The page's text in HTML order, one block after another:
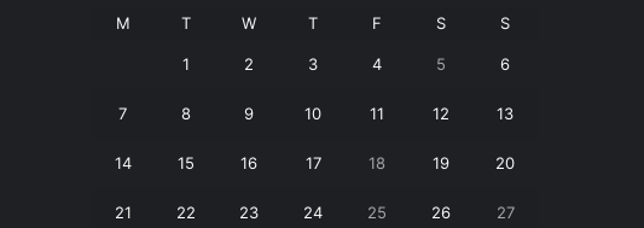
M T W T F S S
1 2 3 4 5 6
7 8 9 10 11 12 13
14 15 16 17 18 19 20
21 22 23 24 25 26 27